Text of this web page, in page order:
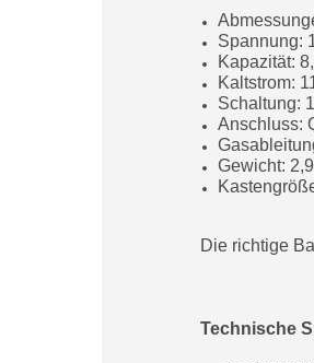
Spannung:
Kapazität:
Kaltstrom:
Schaltung:
Anschluss:
Gewicht:
Die richtige
Technische